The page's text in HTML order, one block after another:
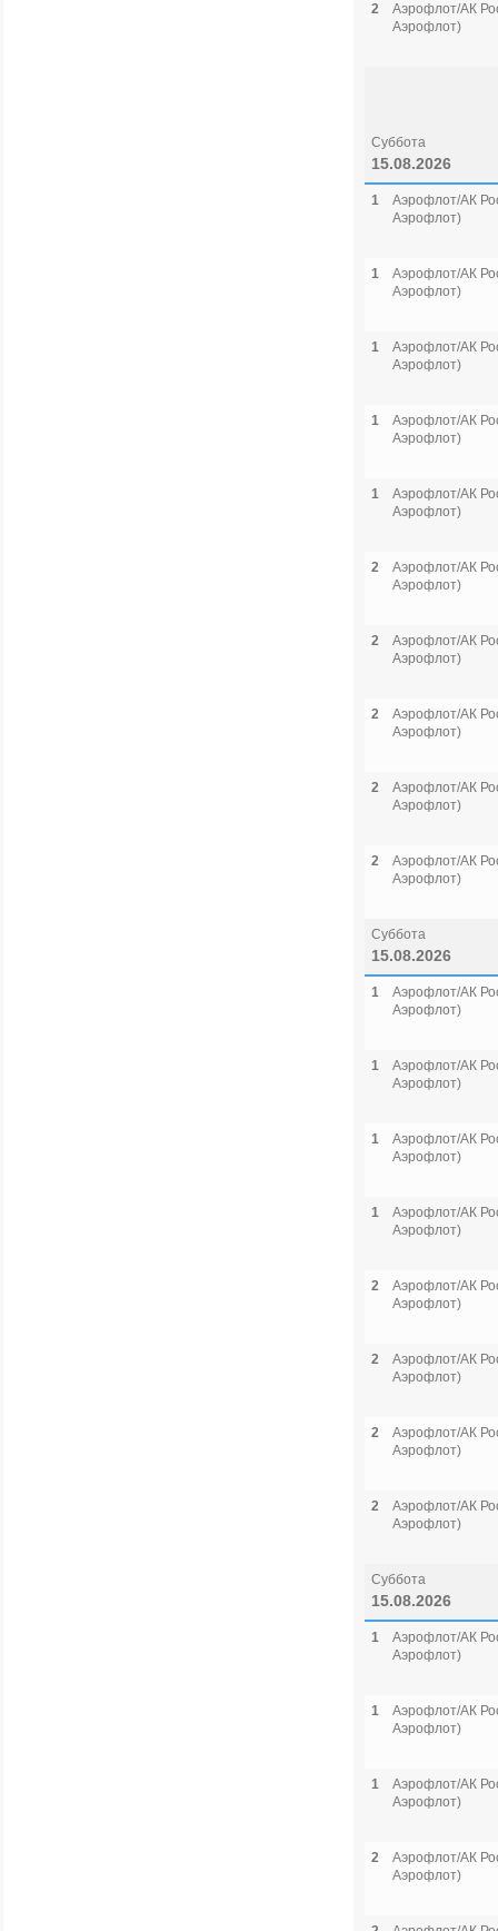
2
Аэрофлот/АК
Аэрофлот)
Суббота
15.08.2026
1
Аэрофлот/АК
Аэрофлот)
1
Аэрофлот/АК
Аэрофлот)
1
Аэрофлот/АК
Аэрофлот)
1
Аэрофлот/АК
Аэрофлот)
1
Аэрофлот/АК
Аэрофлот)
2
Аэрофлот/АК
Аэрофлот)
2
Аэрофлот/АК
Аэрофлот)
2
Аэрофлот/АК
Аэрофлот)
2
Аэрофлот/АК
Аэрофлот)
2
Аэрофлот/АК
Аэрофлот)
Суббота
15.08.2026
1
Аэрофлот/АК
Аэрофлот)
1
Аэрофлот/АК
Аэрофлот)
1
Аэрофлот/АК
Аэрофлот)
1
Аэрофлот/АК
Аэрофлот)
2
Аэрофлот/АК
Аэрофлот)
2
Аэрофлот/АК
Аэрофлот)
2
Аэрофлот/АК
Аэрофлот)
2
Аэрофлот/АК
Аэрофлот)
Суббота
15.08.2026
1
Аэрофлот/АК
Аэрофлот)
1
Аэрофлот/АК
Аэрофлот)
1
Аэрофлот/АК
Аэрофлот)
2
Аэрофлот/АК
Аэрофлот)